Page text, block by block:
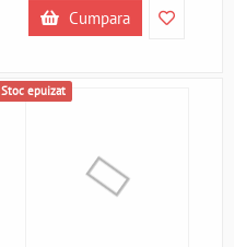
Cumpara
Stoc epuizat